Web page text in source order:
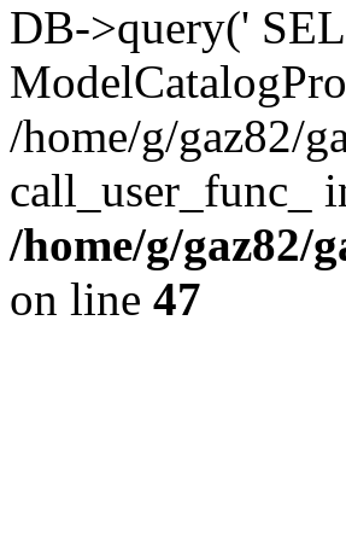
DB->query('
/home/g/gaz82/
call_user_func_
/home/g/gaz82/
on line 47